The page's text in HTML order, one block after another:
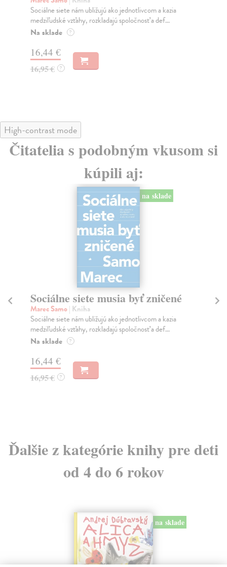
Sociálne siete nám ubližujú ako jednotlivcom a kazia
medziľudské vzťahy, rozkladajú spoločnosť a def...
Na sklade ?
16,44 €
16,95 € ?
High-contrast mode
Čitatelia s podobným vkusom si
kúpili aj:
na sklade
Sociálne siete musia byť zničené
Marec Samo| Kniha
Sociálne siete nám ubližujú ako jednotlivcom a kazia
medziľudské vzťahy, rozkladajú spoločnosť a def...
Na sklade ?
16,44 €
16,95 € ?
Ďalšie z kategórie knihy pre deti
od 4 do 6 rokov
na sklade